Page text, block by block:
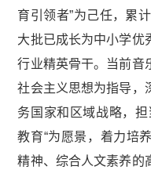
育引领者”为己任，累
大批已成长为中小学优
行业精英骨干。当前音
社会主义思想为指导，
务国家和区域战略，
教育“为愿景，着力培
精神、综合人文素养的